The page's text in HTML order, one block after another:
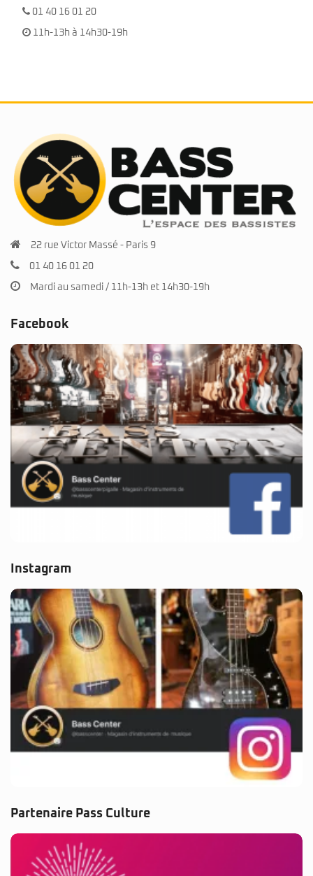
01 40 16 01 20
11h-13h à 14h30-19h
22 rue Victor Massé - Paris 9
01 40 16 01 20
Mardi au samedi / 11h-13h et 14h30-19h
Facebook
Instagram
Partenaire Pass Culture